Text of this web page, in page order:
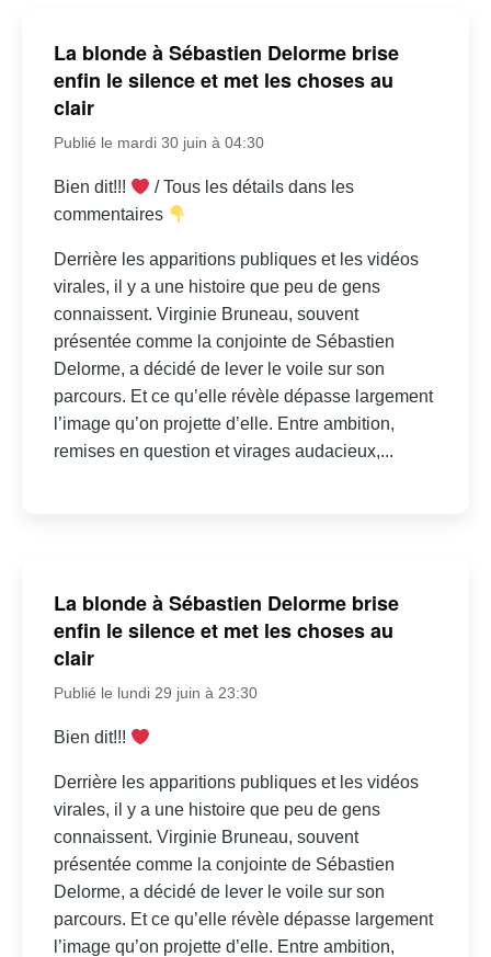
La blonde à Sébastien Delorme brise
enfin le silence et met les choses au
clair
Publié le mardi 30 juin à 04:30
Bien dit!!!
/ Tous les détails dans les
commentaires
Derrière les apparitions publiques et les vidéos
virales, il y a une histoire que peu de gens
connaissent. Virginie Bruneau, souvent
présentée comme la conjointe de Sébastien
Delorme, a décidé de lever le voile sur son
parcours. Et ce qu’elle révèle dépasse largement
l’image qu’on projette d’elle. Entre ambition,
remises en question et virages audacieux,...
La blonde à Sébastien Delorme brise
enfin le silence et met les choses au
clair
Publié le lundi 29 juin à 23:30
Bien dit!!!
Derrière les apparitions publiques et les vidéos
virales, il y a une histoire que peu de gens
connaissent. Virginie Bruneau, souvent
présentée comme la conjointe de Sébastien
Delorme, a décidé de lever le voile sur son
parcours. Et ce qu’elle révèle dépasse largement
l’image qu’on projette d’elle. Entre ambition,